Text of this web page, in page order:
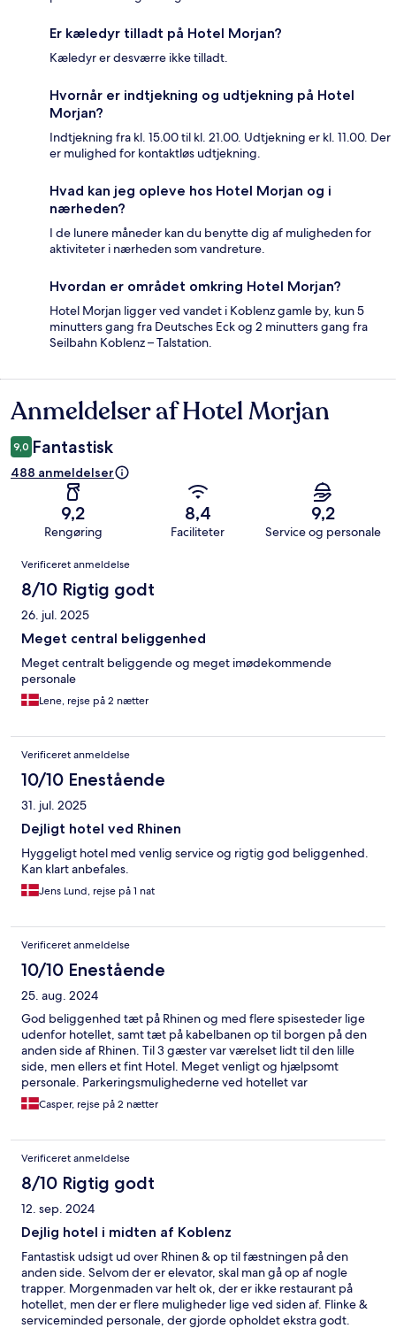
Er kæledyr tilladt på Hotel Morjan?
Kæledyr er desværre ikke tilladt.
Hvornår er indtjekning og udtjekning på Hotel
Morjan?
Indtjekning fra kl. 15.00 til kl. 21.00. Udtjekning er kl. 11.00. Der
er mulighed for kontaktløs udtjekning.
Hvad kan jeg opleve hos Hotel Morjan og i
nærheden?
I de lunere måneder kan du benytte dig af muligheden for
aktiviteter i nærheden som vandreture.
Hvordan er området omkring Hotel Morjan?
Hotel Morjan ligger ved vandet i Koblenz gamle by, kun 5
minutters gang fra Deutsches Eck og 2 minutters gang fra
Seilbahn Koblenz – Talstation.
Anmeldelser
Anmeldelser af Hotel Morjan
9,0 Fantastisk
488 anmeldelser
9,2
Rengøring
8,4
Faciliteter
9,2
Service og personale
Anmeldelser
Verificeret anmeldelse
8/10 Rigtig godt
26. jul. 2025
Meget central beliggenhed
Meget centralt beliggende og meget imødekommende
personale
Lene, rejse på 2 nætter
Verificeret anmeldelse
10/10 Enestående
31. jul. 2025
Dejligt hotel ved Rhinen
Hyggeligt hotel med venlig service og rigtig god beliggenhed.
Kan klart anbefales.
Jens Lund, rejse på 1 nat
Verificeret anmeldelse
10/10 Enestående
25. aug. 2024
God beliggenhed tæt på Rhinen og med flere spisesteder lige
udenfor hotellet, samt tæt på kabelbanen op til borgen på den
anden side af Rhinen. Til 3 gæster var værelset lidt til den lille
side, men ellers et fint Hotel. Meget venligt og hjælpsomt
personale. Parkeringsmulighederne ved hotellet var
begrænsede.
Casper, rejse på 2 nætter
Verificeret anmeldelse
8/10 Rigtig godt
12. sep. 2024
Dejlig hotel i midten af Koblenz
Fantastisk udsigt ud over Rhinen & op til fæstningen på den
anden side. Selvom der er elevator, skal man gå op af nogle
trapper. Morgenmaden var helt ok, der er ikke restaurant på
hotellet, men der er flere muligheder lige ved siden af. Flinke &
serviceminded personale, der gjorde opholdet ekstra godt.